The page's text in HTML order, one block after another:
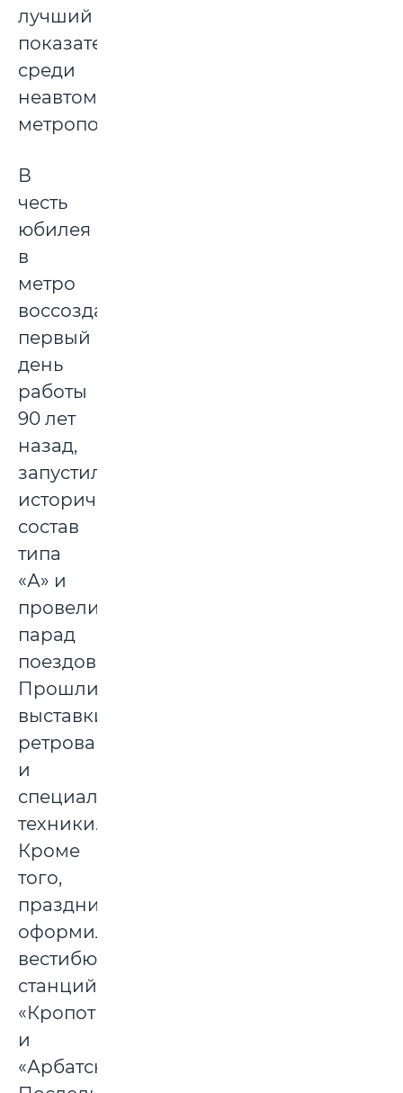
лучший
показатель
среди
неавтоматизированных
метрополитенов.
В
честь
юбилея
в
метро
воссоздали
первый
день
работы
90 лет
назад,
запустили
исторический
состав
типа
«А» и
провели
парад
поездов.
Прошли
выставки
ретровагонов
и
специальной
техники.
Кроме
того,
празднично
оформили
вестибюли
станций
«Кропоткинская»
и
«Арбатская».